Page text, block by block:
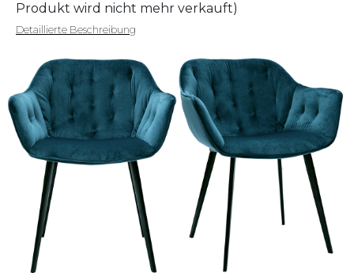
Produkt wird nicht mehr verkauft)
Detaillierte Beschreibung